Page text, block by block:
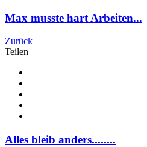
Max musste hart Arbeiten...
Zurück
Teilen
Alles bleib anders........